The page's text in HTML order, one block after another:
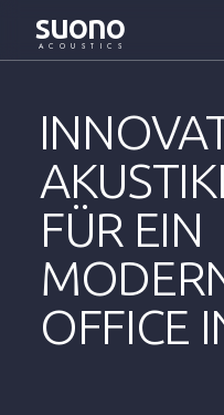
suono
ACOUSTICS
FÜR EIN
OFFICE